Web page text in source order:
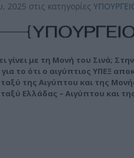
2025 στις κατηγορίες
γίνει με τη Μονή του Σινά;
το ότι ο αιγύπτιος ΥΠΕΞ
της Αιγύπτου και της
Ελλάδας – Αιγύπτου και